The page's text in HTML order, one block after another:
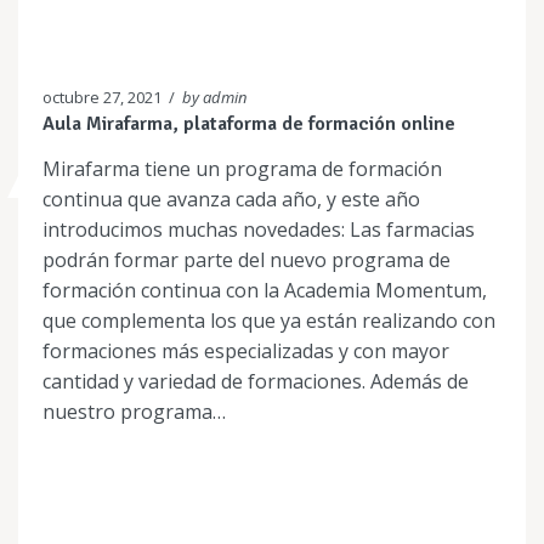
octubre 27, 2021 / by admin
Aula Mirafarma, plataforma de formación online
Mirafarma tiene un programa de formación
continua que avanza cada año, y este año
introducimos muchas novedades: Las farmacias
podrán formar parte del nuevo programa de
formación continua con la Academia Momentum,
que complementa los que ya están realizando con
formaciones más especializadas y con mayor
cantidad y variedad de formaciones. Además de
nuestro programa…